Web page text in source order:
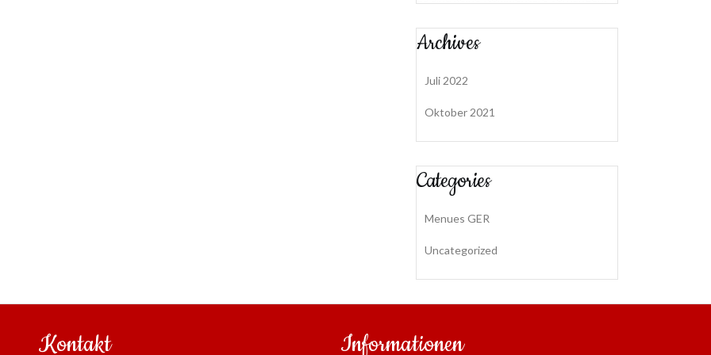
Archives
Juli 2022
Oktober 2021
Categories
Menues GER
Uncategorized
Kontakt Informationen